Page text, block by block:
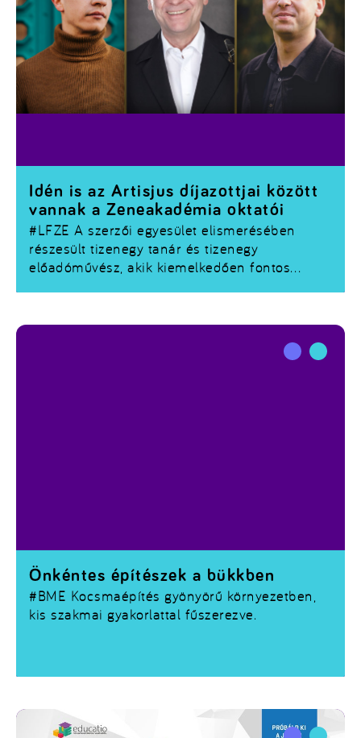
#LFZE A szerzői egyesület elismerésében
részesült tizenegy tanár és tizenegy
előadóművész, akik kiemelkedően fontos
műsorukra.
Idén is az Artisjus díjazottjai között
vannak a Zeneakadémia oktatói
#BME Kocsmaépítés gyönyörű környezetben,
kis szakmai gyakorlattal fűszerezve.
Önkéntes építészek a bükkben